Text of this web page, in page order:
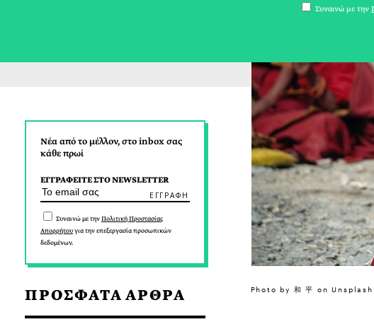
Νέα από το μέλλον, στο inbox σας
κάθε πρωί
ΕΓΓΡΑΦΕΙΤΕ ΣΤΟ NEWSLETTER
Συναινώ με τηνΠολιτική Προστασίας
Απορρήτουγια την επεξεργασία προσωπικών
δεδομένων.
ΠΡΟΣΦΑΤΑ ΑΡΘΡΑ Photo by 和 平 on Unsplash
Συναινώ με την